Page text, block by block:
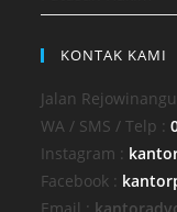
KONTAK KAMI
Jalan
WA / SMS / Telp :
Instagram :
Facebook :